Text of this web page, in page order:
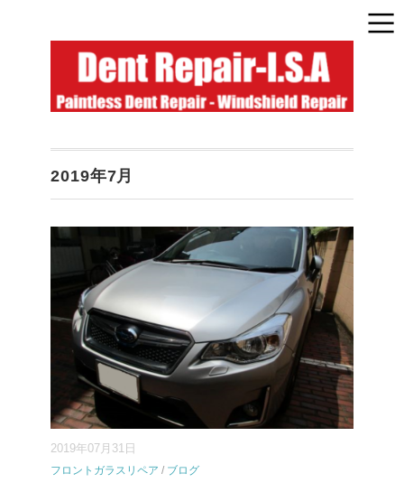
2019年7月
2019年07月31日
フロントガラスリペア / ブログ